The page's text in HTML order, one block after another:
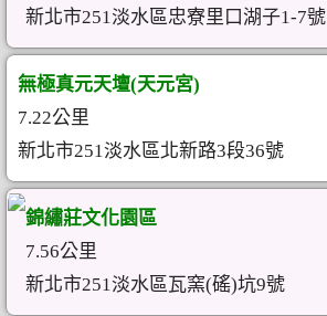
新北市251淡水區忠寮里口湖子1-7號
無極真元天壇(天元宮)
7.22公里
新北市251淡水區北新路3段36號
錦繡莊文化園區
7.56公里
新北市251淡水區瓦窯(磘)坑9號